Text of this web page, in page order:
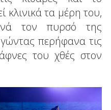
κλινικά τα μέρη του,
τον πυρσό της
περήφανα τις
του χθές στον